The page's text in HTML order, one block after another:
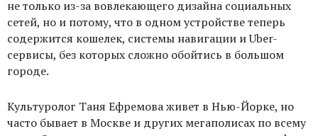
не только из-за вовлекающего дизайна социальных
сетей, но и потому, что в одном устройстве теперь
содержится кошелек, системы навигации и Uber-
сервисы, без которых сложно обойтись в большом
городе.
Культуролог Таня Ефремова живет в Нью-Йорке, но
часто бывает в Москве и других мегаполисах по всему